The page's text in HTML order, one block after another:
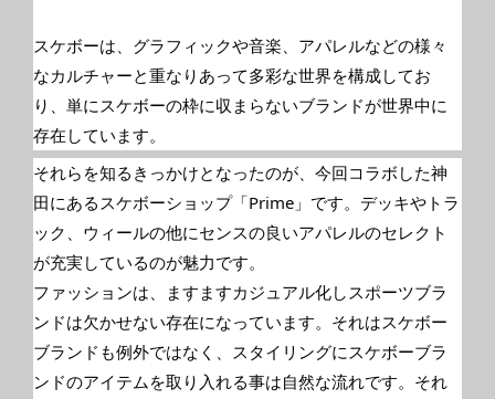
スケボーは、グラフィックや音楽、アパレルなどの様々
なカルチャーと重なりあって多彩な世界を構成してお
り、単にスケボーの枠に収まらないブランドが世界中に
存在しています。
それらを知るきっかけとなったのが、今回コラボした神
田にあるスケボーショップ「Prime」です。デッキやトラ
ック、ウィールの他にセンスの良いアパレルのセレクト
が充実しているのが魅力です。
ファッションは、ますますカジュアル化しスポーツブラ
ンドは欠かせない存在になっています。それはスケボー
ブランドも例外ではなく、スタイリングにスケボーブラ
ンドのアイテムを取り入れる事は自然な流れです。それ